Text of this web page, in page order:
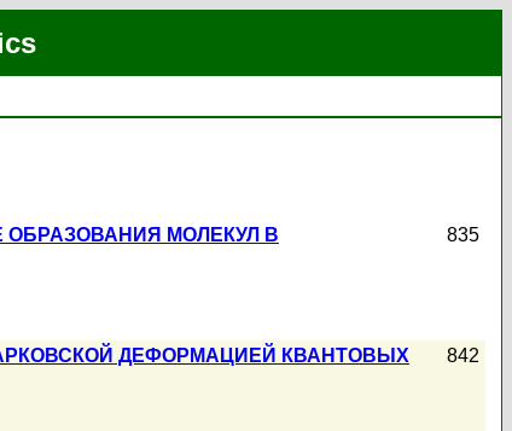
МОЛЕКУЛ В
835
ДЕФОРМАЦИЕЙ КВАНТОВЫХ
842